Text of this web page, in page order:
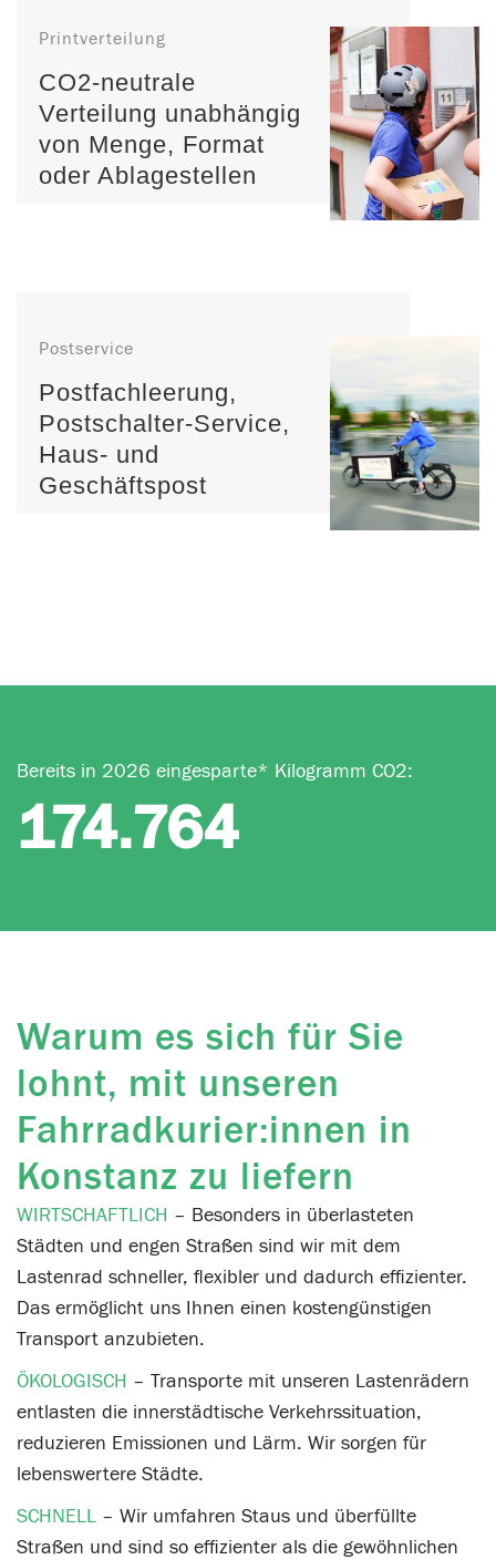
Printverteilung
CO2-neutrale
Verteilung unabhängig
von Menge, Format
oder Ablagestellen
Postservice
Postfachleerung,
Postschalter-Service,
Haus- und
Geschäftspost
Bereits in 2026 eingesparte* Kilogramm CO2:
174.764
Warum es sich für Sie
lohnt, mit unseren
Fahrradkurier:innen in
Konstanz zu liefern
WIRTSCHAFTLICH – Besonders in überlasteten
Städten und engen Straßen sind wir mit dem
Lastenrad schneller, flexibler und dadurch effizienter.
Das ermöglicht uns Ihnen einen kostengünstigen
Transport anzubieten.
ÖKOLOGISCH – Transporte mit unseren Lastenrädern
entlasten die innerstädtische Verkehrssituation,
reduzieren Emissionen und Lärm. Wir sorgen für
lebenswertere Städte.
SCHNELL – Wir umfahren Staus und überfüllte
Straßen und sind so effizienter als die gewöhnlichen